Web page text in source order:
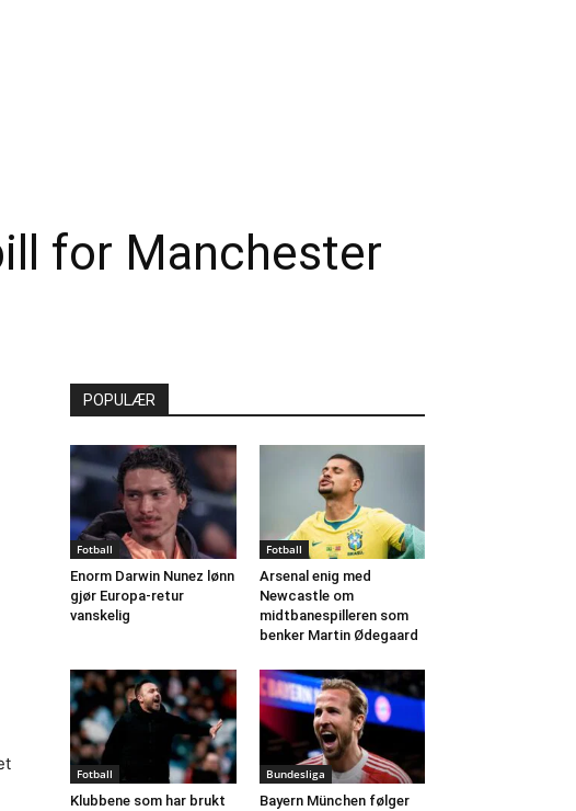
for Manchester
POPULÆR
Fotball
Enorm Darwin Nunez lønn
gjør Europa-retur
vanskelig
Fotball
Arsenal enig med
Newcastle om
midtbanespilleren som
benker Martin Ødegaard
Fotball
Klubbene som har brukt
Bundesliga
Bayern München følger